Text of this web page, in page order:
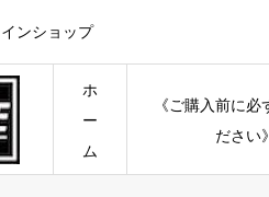
ンショップ
ホ
ー
ム
《ご購入前に必
ださい》